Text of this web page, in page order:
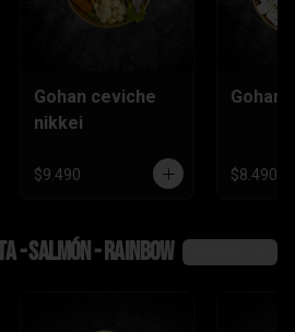
Gohan ceviche
nikkei
$9.490
Gohan
$8.490
- salmón - rainbow